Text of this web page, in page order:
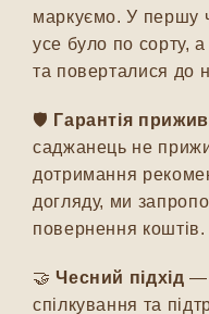
маркуємо. У першу
усе було по сорту,
та поверталися до
🛡️ Гарантія
саджанець не
дотримання
догляду, ми
повернення коштів.
🤝Чесний підхід —
спілкування та